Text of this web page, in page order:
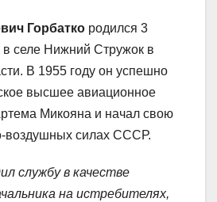
Горбатко родился 3
в селе Нижний Стружок в
В 1955 году он успешно
высшее авиационное
Микояна и начал свою
воздушных силах СССР.
службу в качестве
на истребителях,